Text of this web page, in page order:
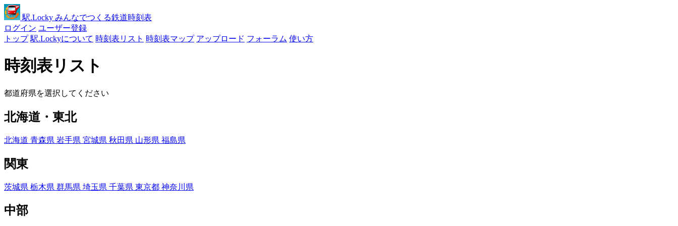
駅.Locky みんなでつくる鉄道時刻表
ログイン ユーザー登録
トップ 駅.Lockyについて 時刻表リスト 時刻表マップ アップロード フォーラム 使い方
時刻表リスト
都道府県を選択してください
北海道・東北
北海道 青森県 岩手県 宮城県 秋田県 山形県 福島県
関東
茨城県 栃木県 群馬県 埼玉県 千葉県 東京都 神奈川県
中部